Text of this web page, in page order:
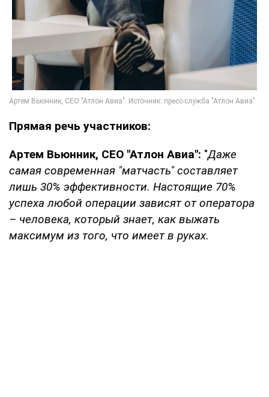
Прямая речь участников:
Артем Вьюнник, СЕО "Атлон Авиа": "Даже
самая современная "матчасть" составляет
лишь 30% эффективности. Настоящие 70%
успеха любой операции зависят от оператора
– человека, который знает, как выжать
максимум из того, что имеет в руках.